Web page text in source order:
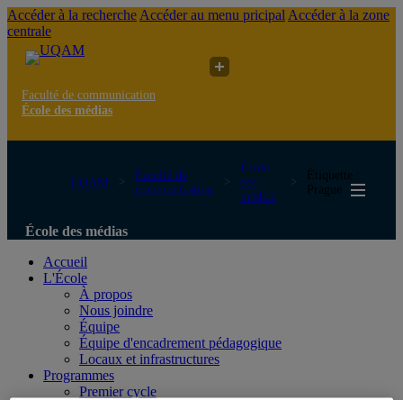
Accéder à la recherche Accéder au menu pricipal Accéder à la zone
centrale
Faculté de communication
École des médias
UQAM
Faculté de
communication
École
des
médias
Étiquette :
Prague
École des médias
Accueil
L'École
À propos
Nous joindre
Équipe
Équipe d'encadrement pédagogique
Locaux et infrastructures
Programmes
Premier cycle